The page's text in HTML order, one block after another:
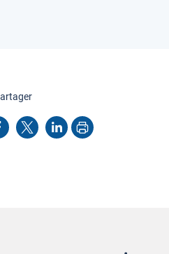
cette page
X LinkedInImprimer